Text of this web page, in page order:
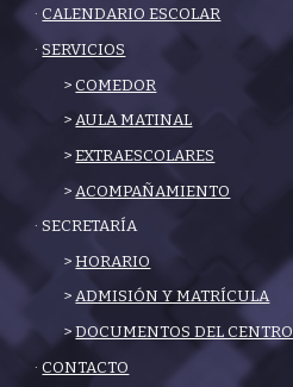
·CALENDARIO ESCOLAR
·SERVICIOS
>COMEDOR
>AULA MATINAL
>EXTRAESCOLARES
>ACOMPAÑAMIENTO
· SECRETARÍA
>HORARIO
>ADMISIÓN Y MATRÍCULA
>DOCUMENTOS DEL CENTRO
·CONTACTO